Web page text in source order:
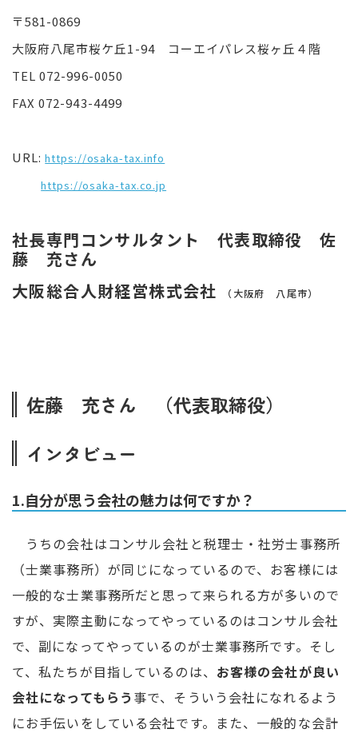
〒581-0869
大阪府八尾市桜ケ丘1-94 コーエイパレス桜ヶ丘４階
TEL 072-996-0050
FAX 072-943-4499
URL:https://osaka-tax.info
https://osaka-tax.co.jp
社長専門コンサルタント 代表取締役 佐
藤 充さん
大阪総合人財経営株式会社
（大阪府 八尾市）
佐藤 充さん （代表取締役）
インタビュー
1.自分が思う会社の魅力は何ですか？
うちの会社はコンサル会社と税理士・社労士事務所
（士業事務所）が同じになっているので、お客様には
一般的な士業事務所だと思って来られる方が多いので
すが、実際主動になってやっているのはコンサル会社
で、副になってやっているのが士業事務所です。そし
て、私たちが目指しているのは、 お客様の会社が良い
会社になってもらう 事で、そういう会社になれるよう
にお手伝いをしている会社です。また、一般的な会計